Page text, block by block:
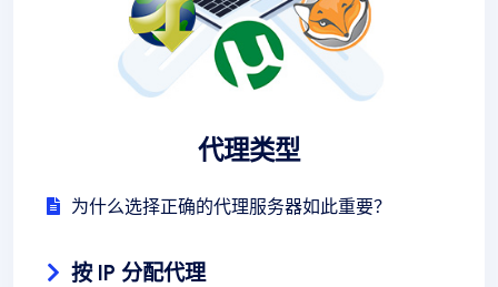
代理类型
为什么选择正确的代理服务器如此重要？
按 IP 分配代理